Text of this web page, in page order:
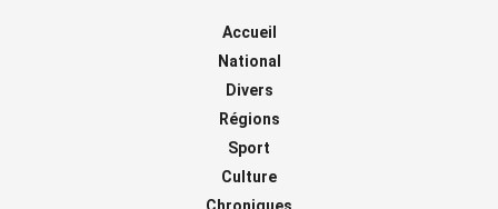
Accueil
National
Divers
Régions
Sport
Culture
Chroniques